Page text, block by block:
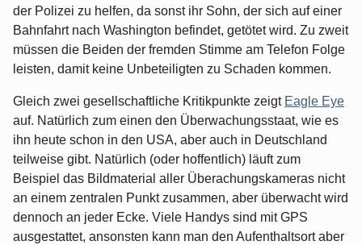
der Polizei zu helfen, da sonst ihr Sohn, der sich auf einer
Bahnfahrt nach Washington befindet, getötet wird. Zu zweit
müssen die Beiden der fremden Stimme am Telefon Folge
leisten, damit keine Unbeteiligten zu Schaden kommen.
Gleich zwei gesellschaftliche Kritikpunkte zeigt Eagle Eye
auf. Natürlich zum einen den Überwachungsstaat, wie es
ihn heute schon in den USA, aber auch in Deutschland
teilweise gibt. Natürlich (oder hoffentlich) läuft zum
Beispiel das Bildmaterial aller Überachungskameras nicht
an einem zentralen Punkt zusammen, aber überwacht wird
dennoch an jeder Ecke. Viele Handys sind mit GPS
ausgestattet, ansonsten kann man den Aufenthaltsort aber